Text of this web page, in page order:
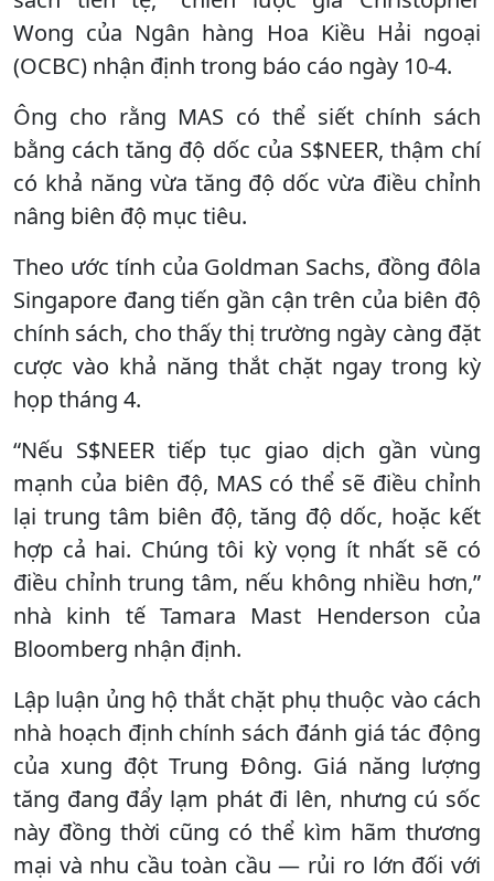
Wong của Ngân hàng Hoa Kiều Hải ngoại
(OCBC) nhận định trong báo cáo ngày 10-4.
Ông cho rằng MAS có thể siết chính sách
bằng cách tăng độ dốc của S$NEER, thậm chí
có khả năng vừa tăng độ dốc vừa điều chỉnh
nâng biên độ mục tiêu.
Theo ước tính của Goldman Sachs, đồng đôla
Singapore đang tiến gần cận trên của biên độ
chính sách, cho thấy thị trường ngày càng đặt
cược vào khả năng thắt chặt ngay trong kỳ
họp tháng 4.
“Nếu S$NEER tiếp tục giao dịch gần vùng
mạnh của biên độ, MAS có thể sẽ điều chỉnh
lại trung tâm biên độ, tăng độ dốc, hoặc kết
hợp cả hai. Chúng tôi kỳ vọng ít nhất sẽ có
điều chỉnh trung tâm, nếu không nhiều hơn,”
nhà kinh tế Tamara Mast Henderson của
Bloomberg nhận định.
Lập luận ủng hộ thắt chặt phụ thuộc vào cách
nhà hoạch định chính sách đánh giá tác động
của xung đột Trung Đông. Giá năng lượng
tăng đang đẩy lạm phát đi lên, nhưng cú sốc
này đồng thời cũng có thể kìm hãm thương
mại và nhu cầu toàn cầu — rủi ro lớn đối với